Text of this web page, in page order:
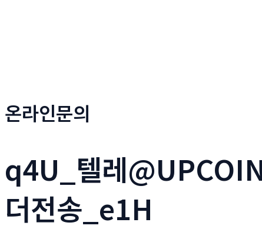
온라인문의
q4U_텔레
더전송_e1H